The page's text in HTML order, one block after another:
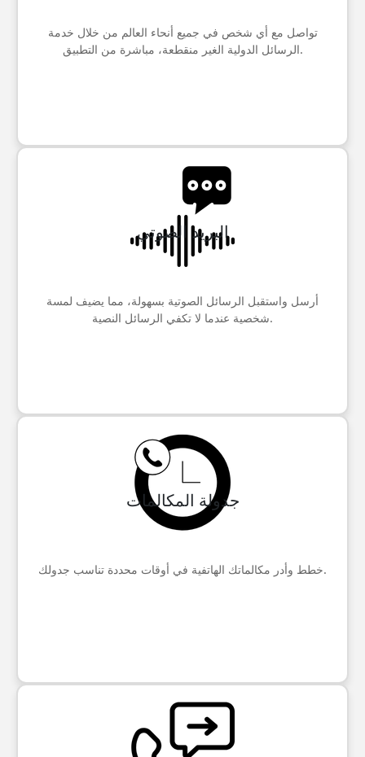
تواصل مع أي شخص في جميع أنحاء العالم من خلال خدمة
الرسائل الدولية الغير منقطعة، مباشرة من التطبيق.
البريد الصوتي
أرسل واستقبل الرسائل الصوتية بسهولة، مما يضيف لمسة
شخصية عندما لا تكفي الرسائل النصية.
جدولة المكالمات
خطط وأدر مكالماتك الهاتفية في أوقات محددة تناسب جدولك.